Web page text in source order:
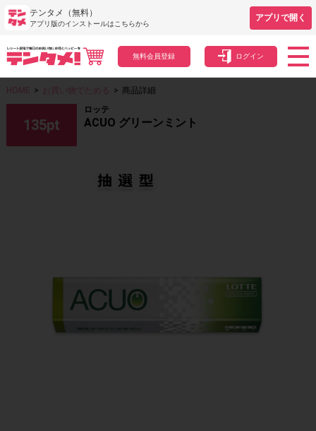
テンタメ（無料）
アプリ版のインストールはこちらから
アプリで開く
無料会員登録 ログイン
HOME > お買い物でためる > 商品詳細
135pt
ロッテ
ACUO グリーンミント